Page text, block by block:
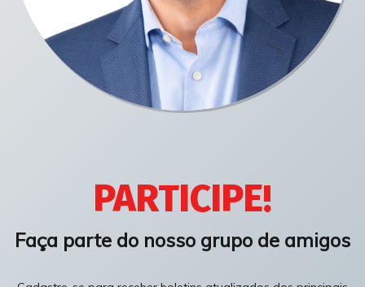
PARTICIPE!
Faça parte do nosso grupo de amigos